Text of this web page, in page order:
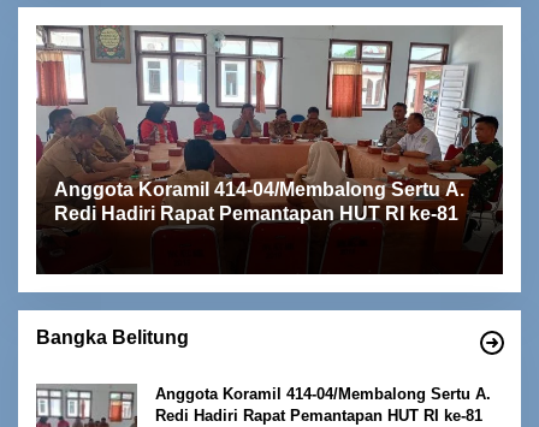
Anggota Koramil 414-04/Membalong Sertu A.
Redi Hadiri Rapat Pemantapan HUT RI ke-81
Bangka Belitung
Anggota Koramil 414-04/Membalong Sertu A.
Redi Hadiri Rapat Pemantapan HUT RI ke-81